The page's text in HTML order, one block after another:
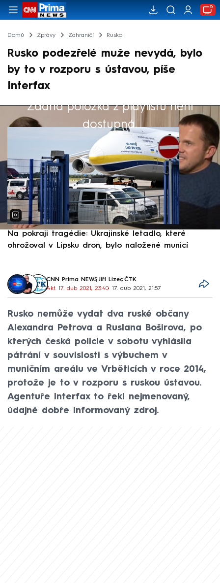
Domů Zprávy Zahraničí Rusko
Rusko podezřelé muže nevydá, bylo
by to v rozporu s ústavou, píše
Interfax
Žádná položka z playlistu není
dostupná.
Výběr redakce
Na pokraji tragédie: Ukrajinské letadlo, které
ohrožoval v Lipsku dron, bylo naložené municí
CNN Prima NEWS, Jiří Lizec,ČTK
Akt. 17. dub 2021, 23:40• 17. dub 2021, 21:57
Rusko nemůže vydat dva ruské občany
Alexandra Petrova a Ruslana Boširova, po
kterých česká policie v sobotu vyhlásila
pátrání v souvislosti s výbuchem v
muničním areálu ve Vrběticích v roce 2014,
protože je to v rozporu s ruskou ústavou.
Agentuře Interfax to řekl nejmenovaný,
údajně dobře informovaný zdroj.